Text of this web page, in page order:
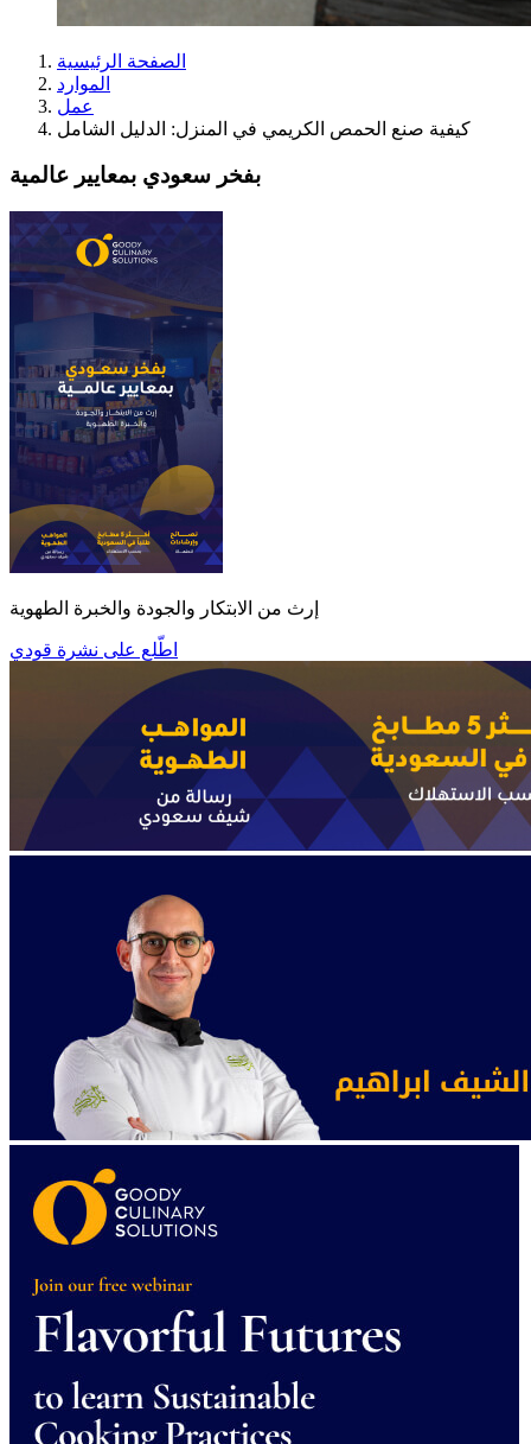
الصفحة الرئيسية
الموارد
عمل
كيفية صنع الحمص الكريمي في المنزل: الدليل الشامل
بفخر سعودي بمعايير عالمية
إرث من الابتكار والجودة والخبرة الطهوية
اطّلع على نشرة قودي